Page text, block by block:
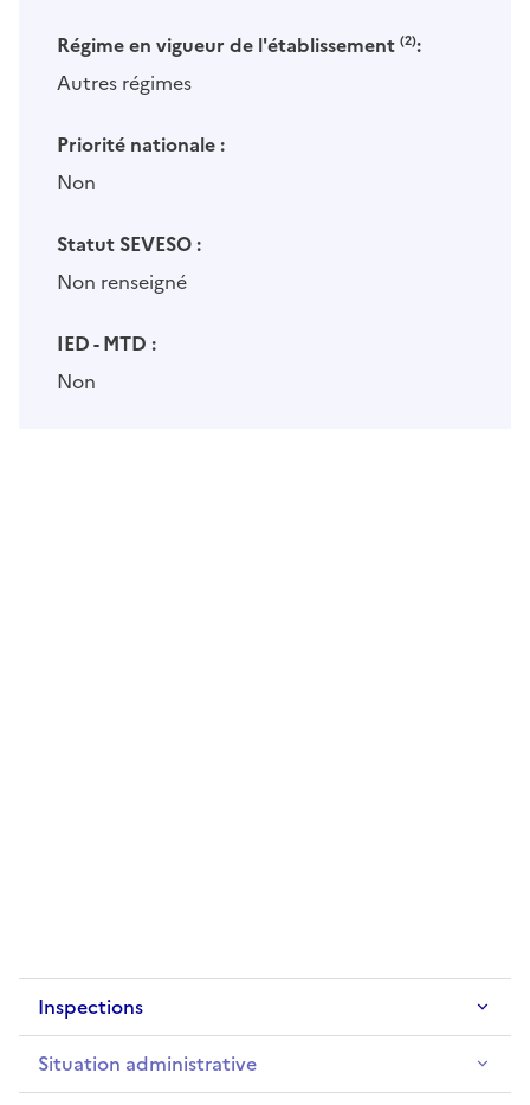
Régime en vigueur de l'établissement (2):
Autres régimes
Priorité nationale :
Non
Statut SEVESO :
Non renseigné
IED - MTD :
Non
Inspections
Situation administrative